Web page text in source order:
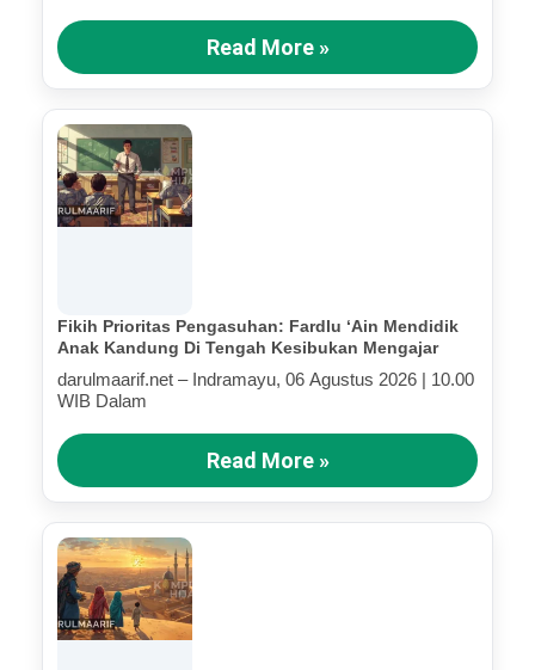
Read More »
Fikih Prioritas Pengasuhan: Fardlu ‘Ain Mendidik
Anak Kandung Di Tengah Kesibukan Mengajar
darulmaarif.net – Indramayu, 06 Agustus 2026 | 10.00
WIB Dalam
Read More »